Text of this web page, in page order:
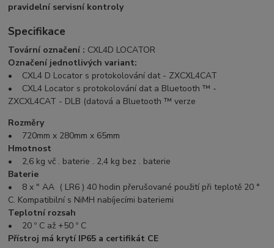
pravidelní servisní kontroly
Specifikace
Tovární označení : CXL4D LOCATOR
Označení jednotlivých variant:
• CXL4 D Locator s protokolování dat - ZXCXL4CAT
• CXL4 Locator s protokolování dat a Bluetooth ™ -
ZXCXL4CAT - DLB (datová a Bluetooth ™ verze
Rozměry
• 720mm x 280mm x 65mm
Hmotnost
• 2,6 kg vč . baterie . 2,4 kg bez . baterie
Baterie
• 8 x " AA ( LR6 ) 40 hodin přerušované použití při teplotě 20 °
C. Kompatibilní s NiMH nabíjecími bateriemi
Teplotní rozsah
• 20 º C až +50 º C
Přístroj má krytí IP65 a certifikát CE